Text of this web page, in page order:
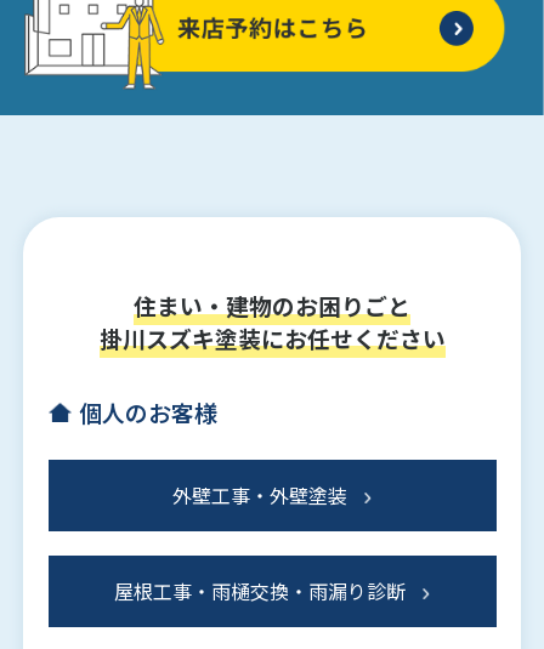
住まい・建物のお困りごと
掛川スズキ塗装にお任せください
個人のお客様
外壁工事・外壁塗装
屋根工事・雨樋交換・雨漏り診断